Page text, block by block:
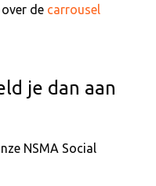
de carrousel
je dan aan
NSMA Social